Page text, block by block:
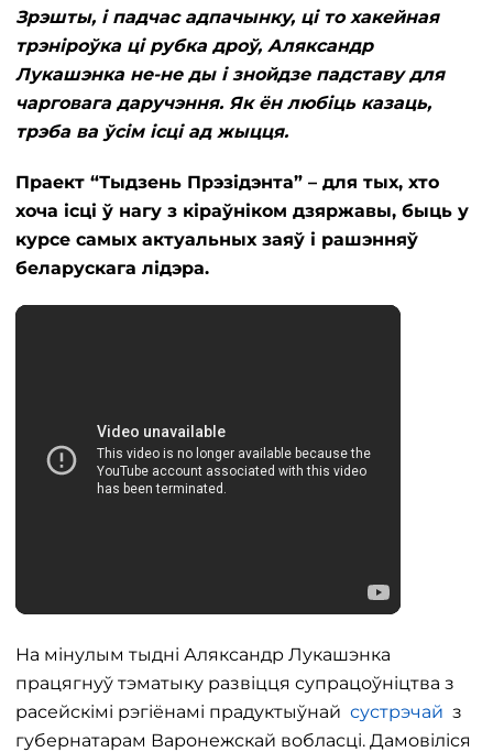
Зрэшты, і падчас адпачынку, ці то хакейная
трэніроўка ці рубка дроў, Аляксандр
Лукашэнка не-не ды і знойдзе падставу для
чарговага даручэння. Як ён любіць казаць,
трэба ва ўсім ісці ад жыцця.
Праект “Тыдзень Прэзідэнта” – для тых, хто
хоча ісці ў нагу з кіраўніком дзяржавы, быць у
курсе самых актуальных заяў і рашэнняў
беларускага лідэра.
На мінулым тыдні Аляксандр Лукашэнка
працягнуў тэматыку развіцця супрацоўніцтва з
расейскімі рэгіёнамі прадуктыўнай сустрэчай з
губернатарам Варонежскай вобласці. Дамовіліся